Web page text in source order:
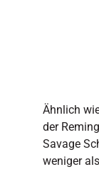
Ähnlich
der
Savage
weniger